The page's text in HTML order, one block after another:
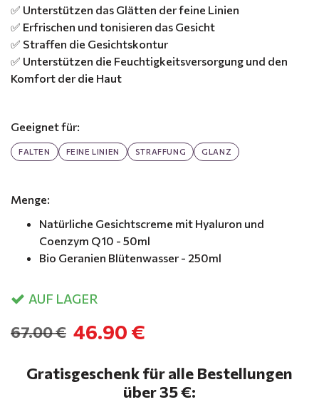
✅ Unterstützen das Glätten der feine Linien
✅ Erfrischen und tonisieren das Gesicht
✅ Straffen die Gesichtskontur
✅ Unterstützen die Feuchtigkeitsversorgung und den
Komfort der die Haut
Geeignet für:
FALTEN FEINE LINIEN STRAFFUNG GLANZ
Menge:
Natürliche Gesichtscreme mit Hyaluron und
Coenzym Q10 - 50ml
Bio Geranien Blütenwasser - 250ml
AUF LAGER
46.90 €
67.00 €
Gratisgeschenk für alle Bestellungen
über 35 €: